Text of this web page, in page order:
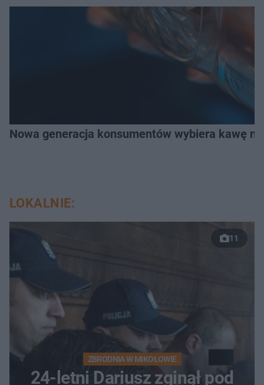
Nowa generacja konsumentów wybiera kawę
LOKALNIE:
11
ZBRODNIA W MIKOŁOWIE
24-letni Dariusz zginął pod